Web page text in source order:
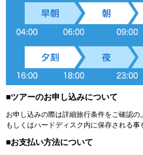
■ツアーのお申し込みについて
お申し込みの際は詳細旅行条件をご確認
もしくはハードディスク内に保存される事
■お支払い方法について